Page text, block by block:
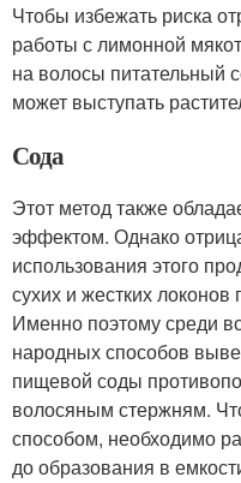
Чтобы избежать риска
работы с лимонной
на волосы питательный
может выступать
Сода
Этот метод также
эффектом. Однако
использования этого
сухих и жестких локонов
Именно поэтому среди
народных способов
пищевой соды
волосяным стержням.
способом, необходимо
до образования в